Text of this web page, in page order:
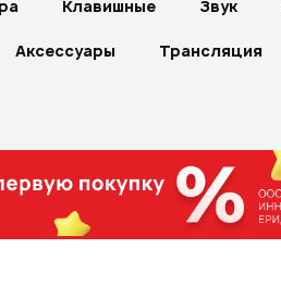
Клавишные Звук
Аксессуары Трансляция